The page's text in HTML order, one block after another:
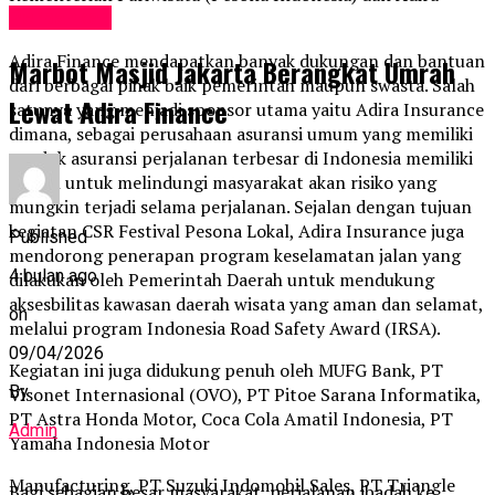
Adira Finance mendapatkan banyak dukungan dan bantuan
dari berbagai pihak baik pemerintah maupun swasta. Salah
satunya yang menjadi sponsor utama yaitu Adira Insurance
dimana, sebagai perusahaan asuransi umum yang memiliki
produk asuransi perjalanan terbesar di Indonesia memiliki
tujuan untuk melindungi masyarakat akan risiko yang
mungkin terjadi selama perjalanan. Sejalan dengan tujuan
kegiatan CSR Festival Pesona Lokal, Adira Insurance juga
mendorong penerapan program keselamatan jalan yang
dilakukan oleh Pemerintah Daerah untuk mendukung
aksesbilitas kawasan daerah wisata yang aman dan selamat,
melalui program Indonesia Road Safety Award (IRSA).
Kegiatan ini juga didukung penuh oleh MUFG Bank, PT
Visonet Internasional (OVO), PT Pitoe Sarana Informatika,
PT Astra Honda Motor, Coca Cola Amatil Indonesia, PT
Yamaha Indonesia Motor
Manufacturing, PT Suzuki Indomobil Sales, PT Triangle
Marbot Masjid Jakarta Berangkat Umrah
Lewat Adira Finance
Published
4 bulan ago
on
09/04/2026
By
Admin